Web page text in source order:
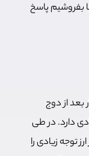
بفروشیم پاسخ
بعد از دوج
دارد. در طی
توجه زیادی را